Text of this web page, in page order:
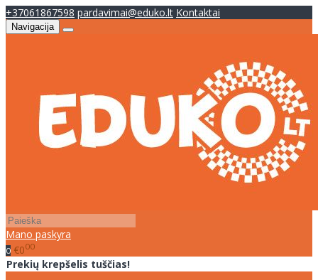
+37061867598 pardavimai@eduko.lt Kontaktai
Navigacija
Mano paskyra
0 €000
Prekių krepšelis tuščias!